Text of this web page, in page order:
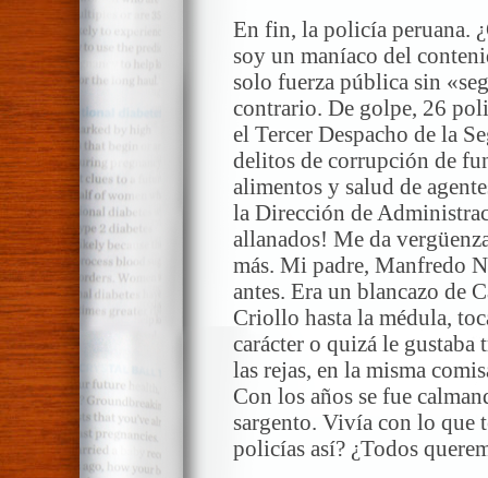
En fin, la policía peruana.
soy un maníaco del
solo fuerza pública sin
contrario. De golpe, 26
el Tercer Despacho de la
delitos de corrupción de
alimentos y salud de
la Dirección de
allanados! Me da
más. Mi padre, Manfredo
antes. Era un blancazo de
Criollo hasta la médula,
carácter o quizá le gustaba
las rejas, en la misma
Con los años se fue
sargento. Vivía con lo que
policías así? ¿Todos